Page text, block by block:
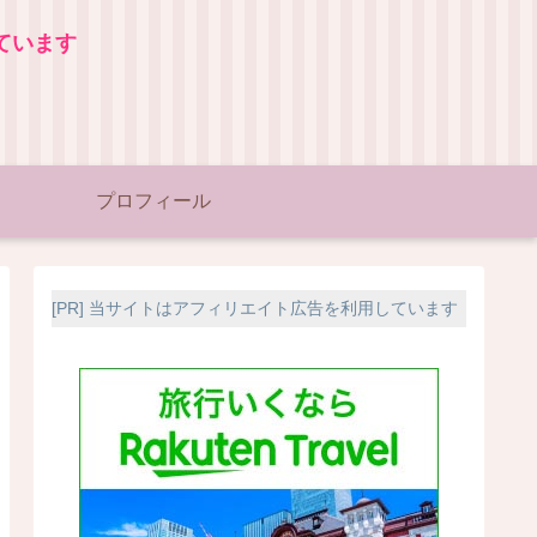
います
プロフィール
[PR] 当サイトはアフィリエイト広告を利用しています